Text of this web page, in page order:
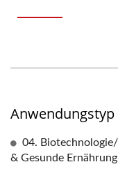
Anwendungstyp
04.
& Gesunde Ernährung